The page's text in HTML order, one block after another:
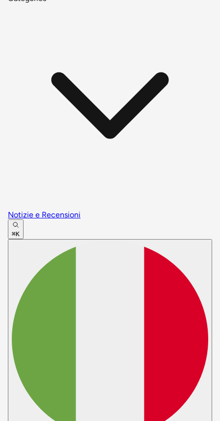
Notizie e Recensioni
⌘K